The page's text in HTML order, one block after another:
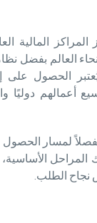
المالية
العالم بفضل
الحصول على
أعمالهم دوليًا
لمسار الحصول
المراحل الأساسية،
نجاح الطلب.